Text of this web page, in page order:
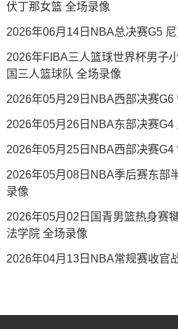
伏丁那女篮 全场录像
2026年06月14日NBA总决赛G5
2026年FIBA三人篮球世界杯男子
国三人篮球队 全场录像
2026年05月29日NBA西部决赛G6
2026年05月26日NBA东部决赛G4
2026年05月25日NBA西部决赛G4
2026年05月08日NBA季后赛东部
录像
2026年05月02日国青男篮热身赛
法学院 全场录像
2026年04月13日NBA常规赛收官